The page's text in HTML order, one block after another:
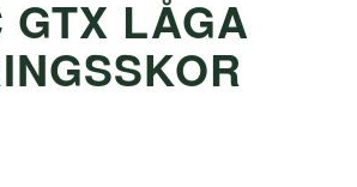
GTX LÅGA